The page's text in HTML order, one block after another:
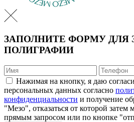
ЗАПОЛНИТЕ ФОРМУ ДЛЯ
ПОЛИГРАФИИ
Нажимая на кнопку, я даю
персональных данных согласно
конфиденциальности и получение
"Мезо", отказаться от которой
прямым запросом или по кнопке